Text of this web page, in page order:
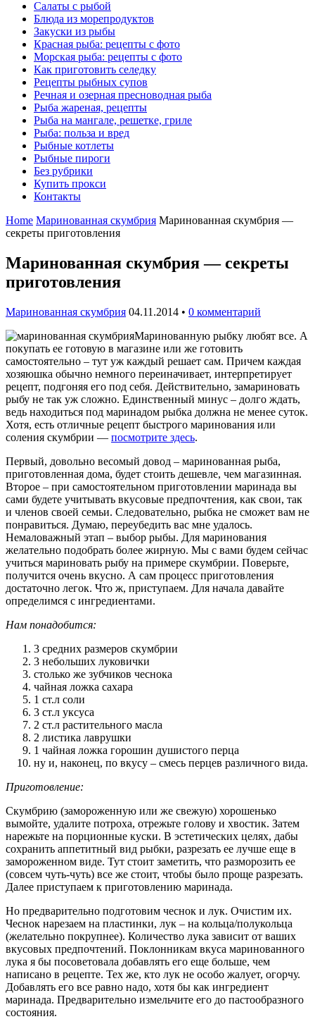
Салаты с рыбой
Блюда из морепродуктов
Закуски из рыбы
Красная рыба: рецепты с фото
Морская рыба: рецепты с фото
Как приготовить селедку
Рецепты рыбных супов
Речная и озерная пресноводная рыба
Рыба жареная, рецепты
Рыба на мангале, решетке, гриле
Рыба: польза и вред
Рыбные котлеты
Рыбные пироги
Без рубрики
Купить прокси
Контакты
Home Маринованная скумбрия Маринованная скумбрия —
секреты приготовления
Маринованная скумбрия — секреты
приготовления
Маринованная скумбрия 04.11.2014 • 0 комментарий
Маринованную рыбку любят все. А
покупать ее готовую в магазине или же готовить
самостоятельно – тут уж каждый решает сам. Причем каждая
хозяюшка обычно немного переиначивает, интерпретирует
рецепт, подгоняя его под себя. Действительно, замариновать
рыбу не так уж сложно. Единственный минус – долго ждать,
ведь находиться под маринадом рыбка должна не менее суток.
Хотя, есть отличные рецепт быстрого маринования или
соления скумбрии — посмотрите здесь.
Первый, довольно весомый довод – маринованная рыба,
приготовленная дома, будет стоить дешевле, чем магазинная.
Второе – при самостоятельном приготовлении маринада вы
сами будете учитывать вкусовые предпочтения, как свои, так
и членов своей семьи. Следовательно, рыбка не сможет вам не
понравиться. Думаю, переубедить вас мне удалось.
Немаловажный этап – выбор рыбы. Для маринования
желательно подобрать более жирную. Мы с вами будем сейчас
учиться мариновать рыбу на примере скумбрии. Поверьте,
получится очень вкусно. А сам процесс приготовления
достаточно легок. Что ж, приступаем. Для начала давайте
определимся с ингредиентами.
Нам понадобится:
3 средних размеров скумбрии
3 небольших луковички
столько же зубчиков чеснока
чайная ложка сахара
1 ст.л соли
3 ст.л уксуса
2 ст.л растительного масла
2 листика лаврушки
1 чайная ложка горошин душистого перца
ну и, наконец, по вкусу – смесь перцев различного вида.
Приготовление:
Скумбрию (замороженную или же свежую) хорошенько
вымойте, удалите потроха, отрежьте голову и хвостик. Затем
нарежьте на порционные куски. В эстетических целях, дабы
сохранить аппетитный вид рыбки, разрезать ее лучше еще в
замороженном виде. Тут стоит заметить, что разморозить ее
(совсем чуть-чуть) все же стоит, чтобы было проще разрезать.
Далее приступаем к приготовлению маринада.
Но предварительно подготовим чеснок и лук. Очистим их.
Чеснок нарезаем на пластинки, лук – на кольца/полукольца
(желательно покрупнее). Количество лука зависит от ваших
вкусовых предпочтений. Поклонникам вкуса маринованного
лука я бы посоветовала добавлять его еще больше, чем
написано в рецепте. Тех же, кто лук не особо жалует, огорчу.
Добавлять его все равно надо, хотя бы как ингредиент
маринада. Предварительно измельчите его до пастообразного
состояния.